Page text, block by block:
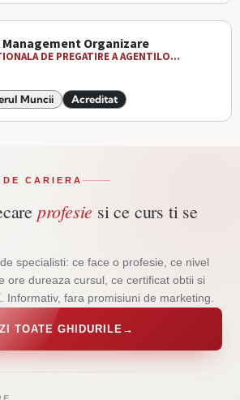
Management Organizare
DE PREGATIRE A AGENTILO...
Muncii Acreditat
CARIERA
profesie si ce curs ti se
specialisti: ce face o profesie, ce nivel
ore dureaza cursul, ce certificat obtii si
Informativ, fara promisiuni de marketing.
TOATE GHIDURILE →